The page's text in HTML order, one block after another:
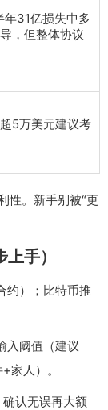
年31亿损失中多
，但整体协议
5万美元建议考
性。新手别被“更
手）
约）；比特币推
阈值（建议
人）。
认无误再大额